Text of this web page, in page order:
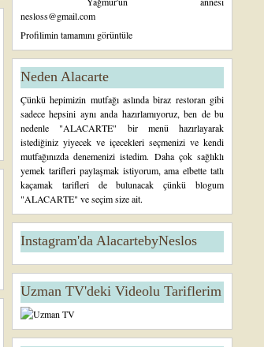
nesloss@gmail.com
Profilimin tamamını görüntüle
Neden Alacarte
Çünkü hepimizin mutfağı aslında biraz restoran gibi
sadece hepsini aynı anda hazırlamıyoruz, ben de bu
nedenle "ALACARTE" bir menü hazırlayarak
istediğiniz yiyecek ve içecekleri seçmenizi ve kendi
mutfağınızda denemenizi istedim. Daha çok sağlıklı
yemek tarifleri paylaşmak istiyorum, ama elbette tatlı
kaçamak tarifleri de bulunacak çünkü blogum
"ALACARTE" ve seçim size ait.
Instagram'da AlacartebyNeslos
Uzman TV'deki Videolu Tariflerim